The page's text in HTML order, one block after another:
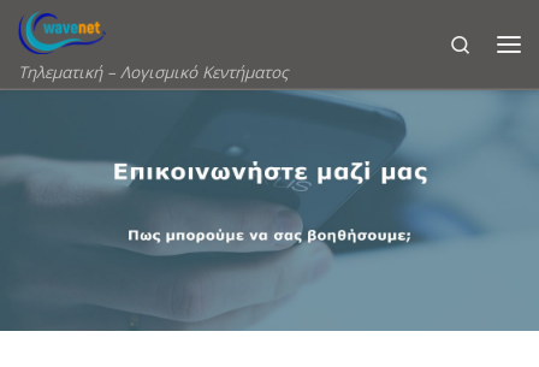
Skip to content
Τηλεματική – Λογισμικό Κεντήματος
Search